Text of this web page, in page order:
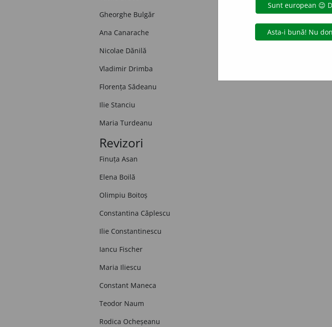
Gheorghe Bulgăr
Ana Canarache
Nicolae Dănilă
Vladimir Drimba
Florența Sădeanu
Ilie Stanciu
Maria Turdeanu
Revizori
Finuța Asan
Elena Boilă
Olimpiu Boitoș
Constantina Căplescu
Ilie Constantinescu
Iancu Fischer
Maria Iliescu
Constant Maneca
Teodor Naum
Rodica Ocheșeanu